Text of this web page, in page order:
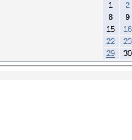
1
2
8
9
15
16
22
23
29
30